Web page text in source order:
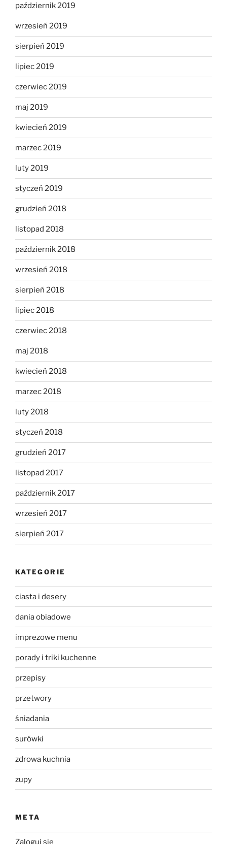
październik 2019
wrzesień 2019
sierpień 2019
lipiec 2019
czerwiec 2019
maj 2019
kwiecień 2019
marzec 2019
luty 2019
styczeń 2019
grudzień 2018
listopad 2018
październik 2018
wrzesień 2018
sierpień 2018
lipiec 2018
czerwiec 2018
maj 2018
kwiecień 2018
marzec 2018
luty 2018
styczeń 2018
grudzień 2017
listopad 2017
październik 2017
wrzesień 2017
sierpień 2017
KATEGORIE
ciasta i desery
dania obiadowe
imprezowe menu
porady i triki kuchenne
przepisy
przetwory
śniadania
surówki
zdrowa kuchnia
zupy
META
Zaloguj się